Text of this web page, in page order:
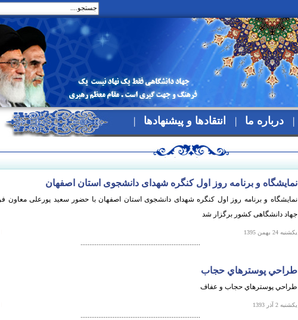
درباره ما
انتقادها و پیشنهادها
نمایشگاه و برنامه روز اول کنگره شهدای دانشجوی استان اصفهان‎
نمایشگاه و برنامه روز اول کنگره شهدای دانشجوی استان اصفهان با حضور سعید پورعلی معاون
جهاد دانشگاهی کشور برگزار شد
یکشنبه 24 بهمن 1395
...................................................................
طراحي پوسترهاي حجاب
طراحي پوسترهاي حجاب و عفاف
یکشنبه 2 آذر 1393
...................................................................